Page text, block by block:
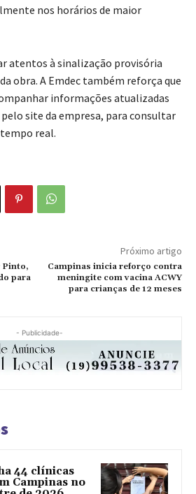
nos horários de maior
atentos à sinalização provisória
obra. A Emdec também reforça que
informações atualizadas
site da empresa, para consultar
real.
Pinto,
para
Próximo artigo
Campinas inicia reforço contra
meningite com vacina ACWY
para crianças de 12 meses
- Publicidade-
44 clínicas
Campinas no